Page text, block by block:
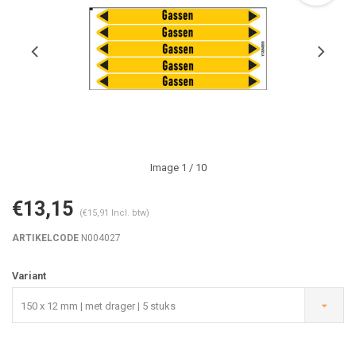
Image 1 / 10
€13,15 (€15,91 Incl. btw)
ARTIKELCODE N004027
Variant
150 x 12 mm | met drager | 5 stuks